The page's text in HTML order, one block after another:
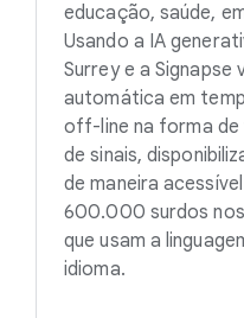
educação, saúde,
Usando a IA
Surrey e a
automática em
off-line na forma de
de sinais,
de maneira
600.000 surdos nos
que usam a
idioma.